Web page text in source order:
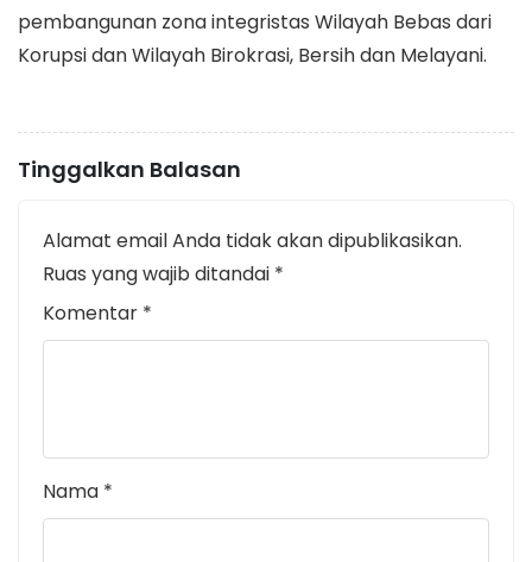
pembangunan zona integristas Wilayah Bebas dari
Korupsi dan Wilayah Birokrasi, Bersih dan Melayani.
Tinggalkan Balasan
Alamat email Anda tidak akan dipublikasikan.
Ruas yang wajib ditandai *
Komentar *
Nama *